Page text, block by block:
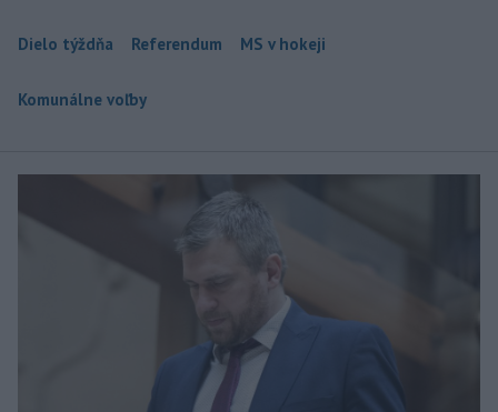
Dielo týždňa Referendum MS v hokeji
Komunálne voľby